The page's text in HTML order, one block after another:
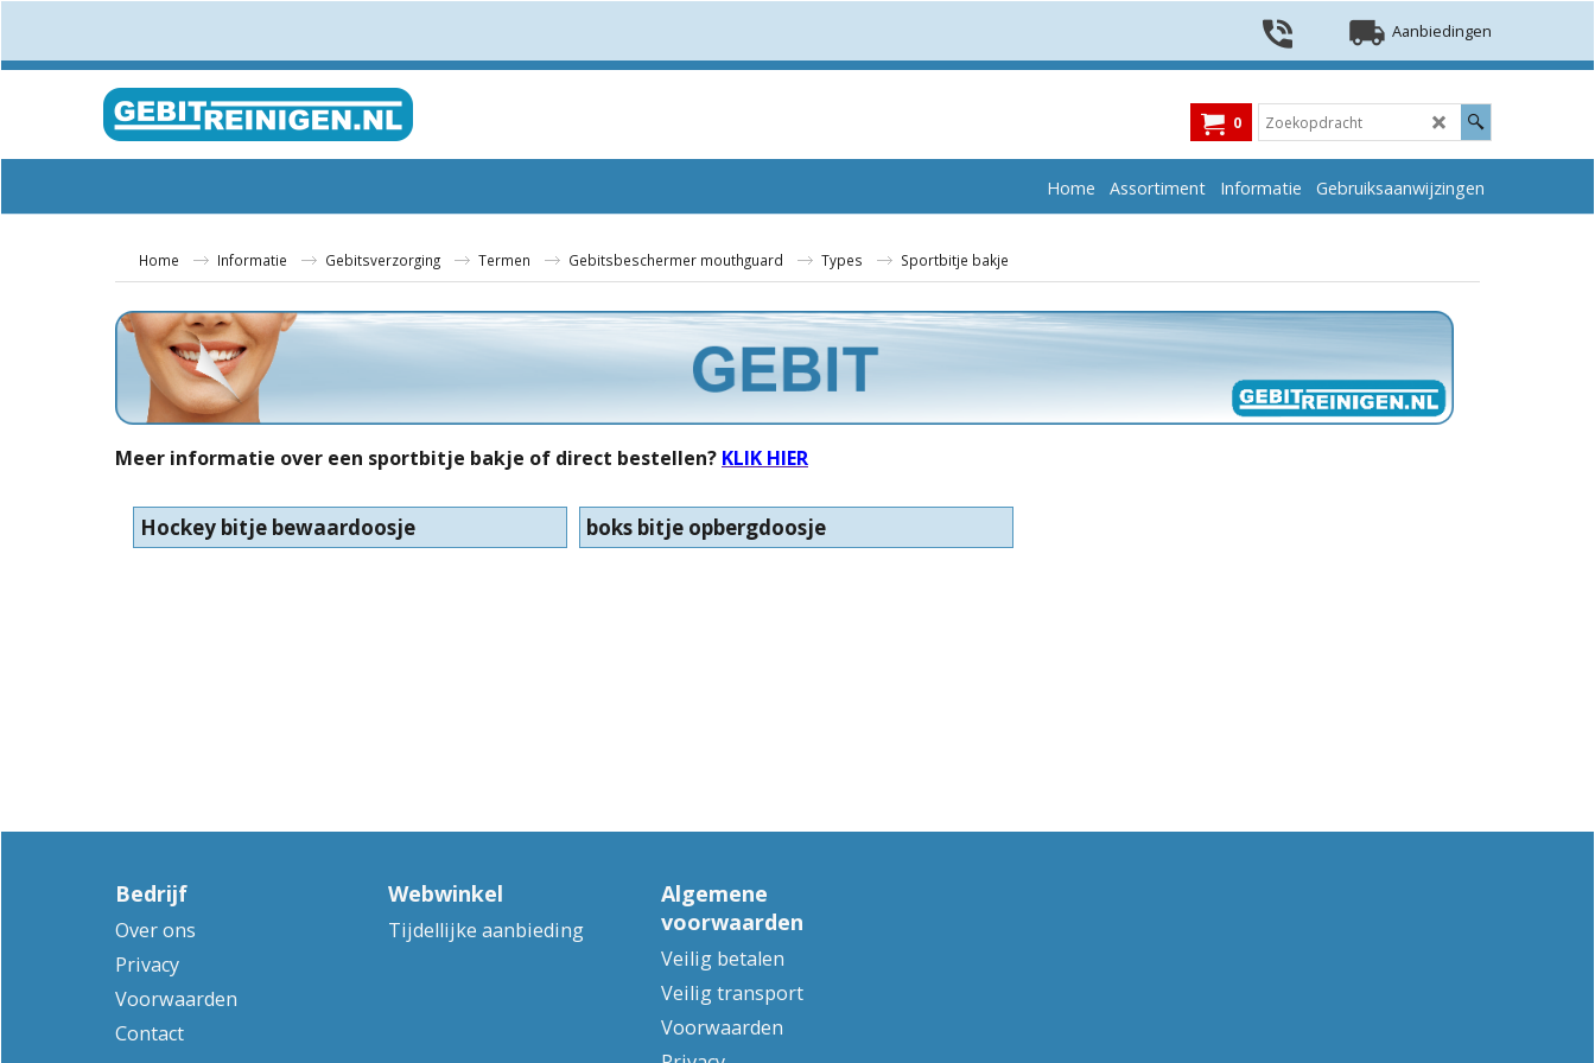
Aanbiedingen
0
Home Assortiment Informatie Gebruiksaanwijzingen
Home Informatie Gebitsverzorging Termen Gebitsbeschermer mouthguard Types Sportbitje bakje
Meer informatie over een sportbitje bakje of direct bestellen? KLIK HIER
Hockey bitje bewaardoosje boks bitje opbergdoosje
Bedrijf
Over ons
Privacy
Voorwaarden
Contact
Webwinkel
Tijdellijke aanbieding
Algemene
voorwaarden
Veilig betalen
Veilig transport
Voorwaarden